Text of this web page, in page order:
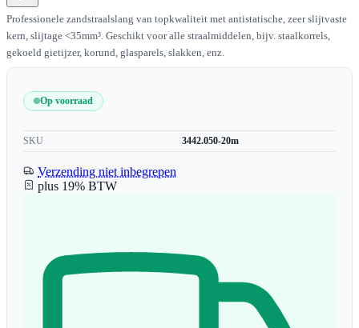
Professionele zandstraalslang van topkwaliteit met antistatische, zeer slijtvaste
kern, slijtage <35mm³. Geschikt voor alle straalmiddelen, bijv. staalkorrels,
gekoeld gietijzer, korund, glasparels, slakken, enz.
Op voorraad
SKU 3442.050-20m
Verzending niet inbegrepen
plus 19% BTW